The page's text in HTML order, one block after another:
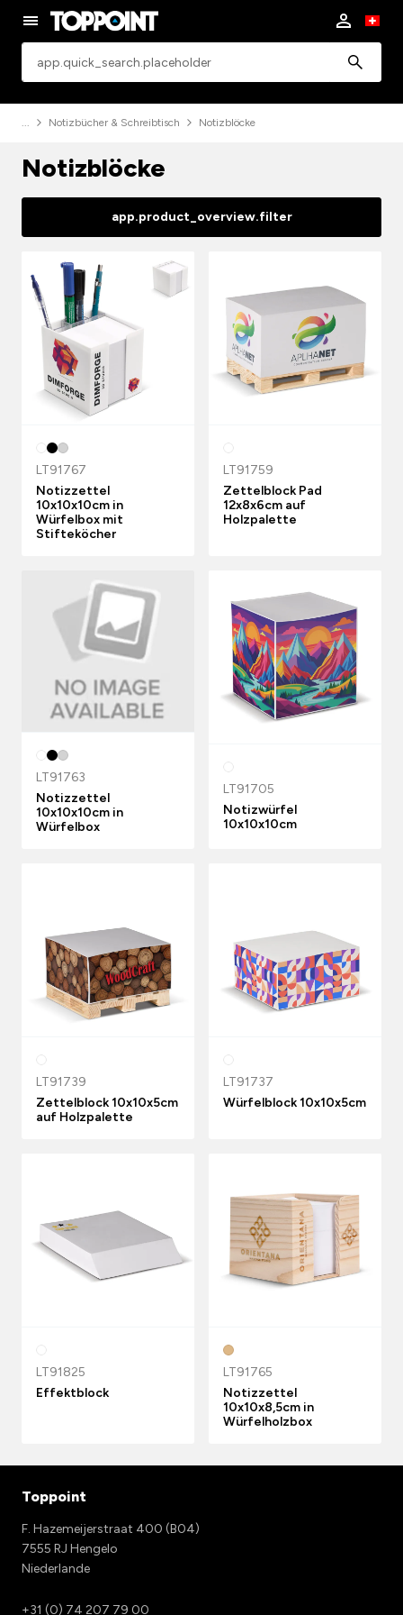
Notizbücher & Schreibtisch Notizblöcke
Notizblöcke
app.product_overview.filter
LT91767
Notizzettel
10x10x10cm in
Würfelbox mit
Stifteköcher
LT91759
Zettelblock Pad
12x8x6cm auf
Holzpalette
LT91763
Notizzettel
10x10x10cm in
Würfelbox
LT91705
Notizwürfel
10x10x10cm
LT91739
Zettelblock 10x10x5cm
auf Holzpalette
LT91737
Würfelblock 10x10x5cm
LT91825
Effektblock
LT91765
Notizzettel
10x10x8,5cm in
Würfelholzbox
Toppoint
F. Hazemeijerstraat 400 (B04)
7555 RJ Hengelo
Niederlande
+31 (0) 74 207 79 00